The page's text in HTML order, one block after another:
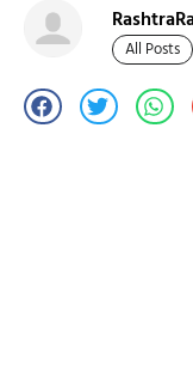
All Posts